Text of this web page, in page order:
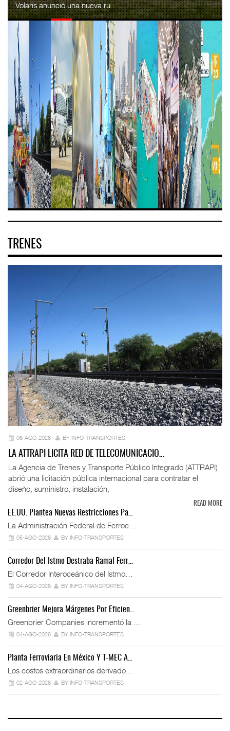
Volaris anunció una nueva ru...
TRENES
06-AGO-2026 BY INFO-TRANSPORTES
LA ATTRAPI LICITA RED DE TELECOMUNICACIO…
La Agencia de Trenes y Transporte Público Integrado (ATTRAPI)
abrió una licitación pública internacional para contratar el
diseño, suministro, instalación,
READ MORE
EE.UU. Plantea Nuevas Restricciones Pa…
La Administración Federal de Ferroc…
05-AGO-2026 BY INFO-TRANSPORTES
Corredor Del Istmo Destraba Ramal Ferr…
El Corredor Interoceánico del Istmo…
04-AGO-2026 BY INFO-TRANSPORTES
Greenbrier Mejora Márgenes Por Eficien…
Greenbrier Companies incrementó la …
04-AGO-2026 BY INFO-TRANSPORTES
Planta Ferroviaria En México Y T-MEC A…
Los costos extraordinarios derivado…
02-AGO-2026 BY INFO-TRANSPORTES